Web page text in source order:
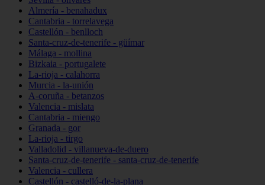
Almería - benahadux
Cantabria - torrelavega
Castellón - benlloch
Santa-cruz-de-tenerife - güímar
Málaga - mollina
Bizkaia - portugalete
La-rioja - calahorra
Murcia - la-unión
A-coruña - betanzos
Valencia - mislata
Cantabria - miengo
Granada - gor
La-rioja - tirgo
Valladolid - villanueva-de-duero
Santa-cruz-de-tenerife - santa-cruz-de-tenerife
Valencia - cullera
Castellón - castelló-de-la-plana